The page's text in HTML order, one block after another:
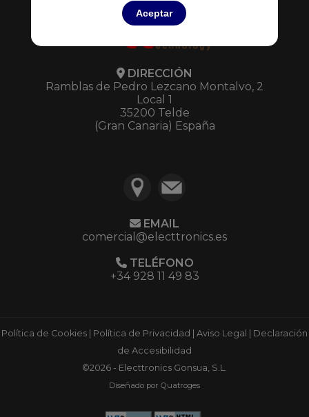
Aceptar
DIRECCIÓN
Ramblas de Pedro Lezcano Montalvo, 2
Local 1
35200 Telde
(Gran Canaria) España
EMAIL
comercial@electtronics.es
TELÉFONO
+34 928 11 49 83
Política de Cookies Política de Privacidad Aviso Legal
Declaración
de Accesibilidad
©2026 - Electtronics Gonsua, S.L.
Diseñado por Quatroges